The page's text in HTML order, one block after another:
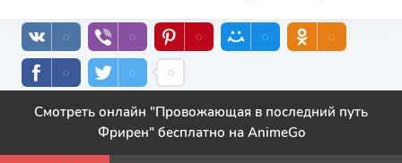
Смотреть онлайн "Провожающая в последний путь
Фрирен" бесплатно на AnimeGo